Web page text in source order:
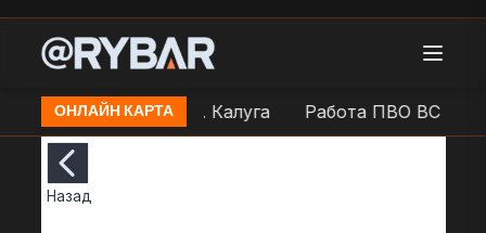
ОНЛАЙН КАРТА
РФ в районе н.п. Калуга Работа ПВО ВС РФ в
Назад